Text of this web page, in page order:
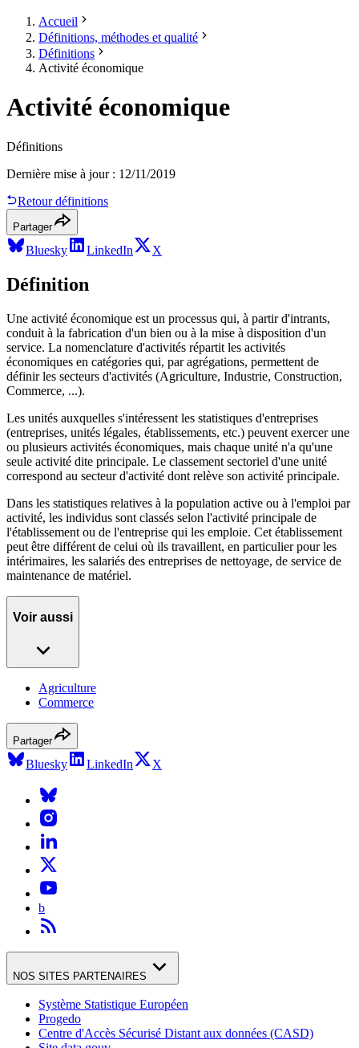
Accueil
Définitions, méthodes et qualité
Définitions
Activité économique
Activité économique
Définitions
Dernière mise à jour: 12/11/2019
Retour définitions
Partager
Bluesky LinkedIn X
Définition
Une activité économique est un processus qui, à partir d'intrants,
conduit à la fabrication d'un bien ou à la mise à disposition d'un
service. La nomenclature d'activités répartit les activités
économiques en catégories qui, par agrégations, permettent de
définir les secteurs d'activités (Agriculture, Industrie, Construction,
Commerce, ...).
Les unités auxquelles s'intéressent les statistiques d'entreprises
(entreprises, unités légales, établissements, etc.) peuvent exercer une
ou plusieurs activités économiques, mais chaque unité n'a qu'une
seule activité dite principale. Le classement sectoriel d'une unité
correspond au secteur d'activité dont relève son activité principale.
Dans les statistiques relatives à la population active ou à l'emploi par
activité, les individus sont classés selon l'activité principale de
l'établissement ou de l'entreprise qui les emploie. Cet établissement
peut être différent de celui où ils travaillent, en particulier pour les
intérimaires, les salariés des entreprises de nettoyage, de service de
maintenance de matériel.
Voir aussi
Agriculture
Commerce
Partager
Bluesky LinkedIn X
b
NOS SITES PARTENAIRES
Système Statistique Européen
Progedo
Centre d'Accès Sécurisé Distant aux données (CASD)